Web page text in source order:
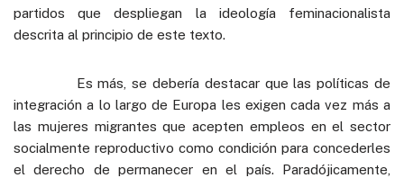
partidos que despliegan la ideología feminacionalista
descrita al principio de este texto.
Es más, se debería destacar que las políticas de
integración a lo largo de Europa les exigen cada vez más a
las mujeres migrantes que acepten empleos en el sector
socialmente reproductivo como condición para concederles
el derecho de permanecer en el país. Paradójicamente,